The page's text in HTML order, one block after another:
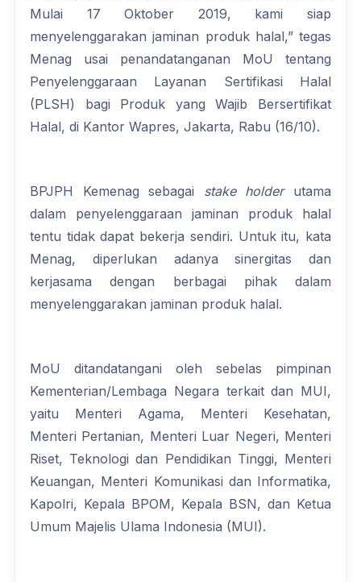
Mulai 17 Oktober 2019, kami siap
menyelenggarakan jaminan produk halal,” tegas
Menag usai penandatanganan MoU tentang
Penyelenggaraan Layanan Sertifikasi Halal
(PLSH) bagi Produk yang Wajib Bersertifikat
Halal, di Kantor Wapres, Jakarta, Rabu (16/10).
BPJPH Kemenag sebagai stake holder utama
dalam penyelenggaraan jaminan produk halal
tentu tidak dapat bekerja sendiri. Untuk itu, kata
Menag, diperlukan adanya sinergitas dan
kerjasama dengan berbagai pihak dalam
menyelenggarakan jaminan produk halal.
MoU ditandatangani oleh sebelas pimpinan
Kementerian/Lembaga Negara terkait dan MUI,
yaitu Menteri Agama, Menteri Kesehatan,
Menteri Pertanian, Menteri Luar Negeri, Menteri
Riset, Teknologi dan Pendidikan Tinggi, Menteri
Keuangan, Menteri Komunikasi dan Informatika,
Kapolri, Kepala BPOM, Kepala BSN, dan Ketua
Umum Majelis Ulama Indonesia (MUI).